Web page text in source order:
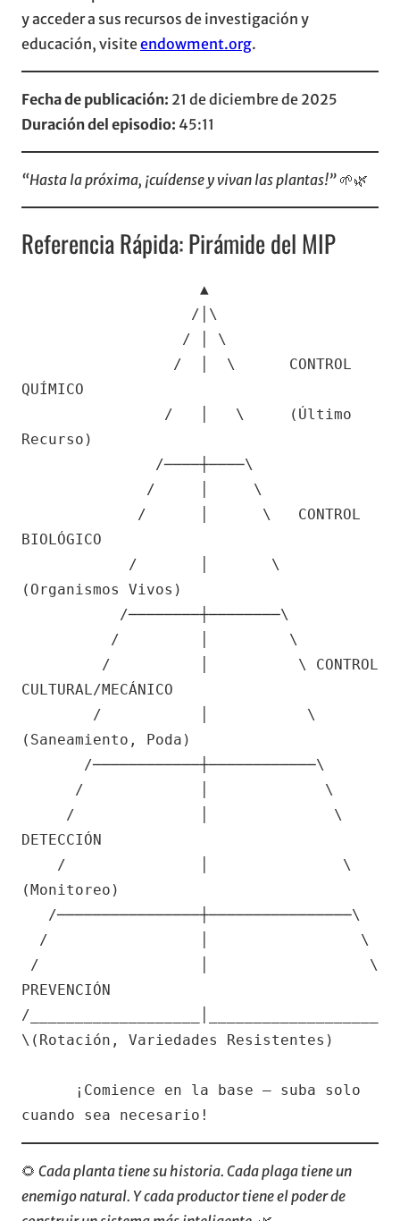
y acceder a sus recursos de investigación y
educación, visiteendowment.org.
Fecha de publicación: 21 de diciembre de 2025
Duración del episodio: 45:11
“Hasta la próxima, ¡cuídense y vivan las plantas!” 🌱🌿
Referencia Rápida: Pirámide del MIP
QUÍMICO
Recurso)
BIOLÓGICO
(Organismos Vivos)
CULTURAL/MECÁNICO
(Saneamiento, Poda)
DETECCIÓN
(Monitoreo)
PREVENCIÓN
/___________________│___________________
\(Rotación, Variedades Resistentes)
cuando sea necesario!
🌻 Cada planta tiene su historia. Cada plaga tiene un
enemigo natural. Y cada productor tiene el poder de